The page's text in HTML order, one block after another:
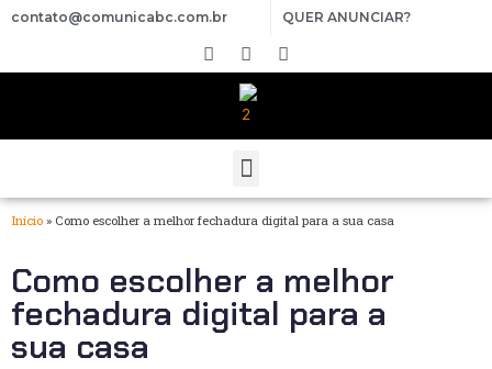
contato@comunicabc.com.br QUER ANUNCIAR?
Início » Como escolher a melhor fechadura digital para a sua casa
Como escolher a melhor
fechadura digital para a
sua casa